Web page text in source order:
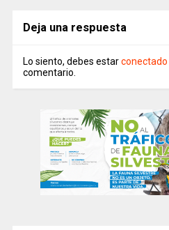
Deja una respuesta
Lo siento, debes estarconectado
comentario.